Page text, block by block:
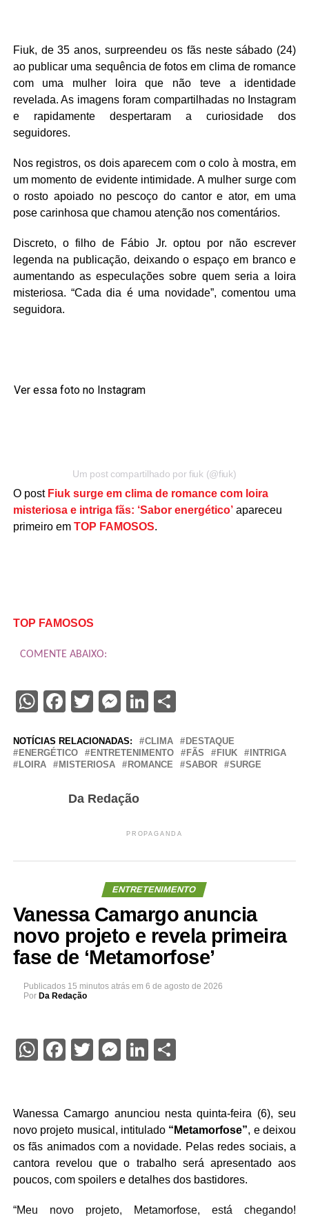
Fiuk, de 35 anos, surpreendeu os fãs neste sábado (24)
ao publicar uma sequência de fotos em clima de romance
com uma mulher loira que não teve a identidade
revelada. As imagens foram compartilhadas no Instagram
e rapidamente despertaram a curiosidade dos
seguidores.
Nos registros, os dois aparecem com o colo à mostra, em
um momento de evidente intimidade. A mulher surge com
o rosto apoiado no pescoço do cantor e ator, em uma
pose carinhosa que chamou atenção nos comentários.
Discreto, o filho de Fábio Jr. optou por não escrever
legenda na publicação, deixando o espaço em branco e
aumentando as especulações sobre quem seria a loira
misteriosa. “Cada dia é uma novidade”, comentou uma
seguidora.
Ver essa foto no Instagram
Um post compartilhado por fiuk (@fiuk)
O post Fiuk surge em clima de romance com loira
misteriosa e intriga fãs: ‘Sabor energético’apareceu
primeiro em TOP FAMOSOS.
TOP FAMOSOS
COMENTE ABAIXO:
WhatsApp
Facebook
Twitter
Messenger
LinkedIn
Share
NOTÍCIAS RELACIONADAS: CLIMA
DESTAQUE
ENERGÉTICO
ENTRETENIMENTO FÃS FIUK
INTRIGA
LOIRA
MISTERIOSA ROMANCE SABOR SURGE
Da Redação
PROPAGANDA
ENTRETENIMENTO
Vanessa Camargo anuncia
novo projeto e revela primeira
fase de ‘Metamorfose’
Publicados 15 minutos atrás em 6 de agosto de 2026
Por Da Redação
WhatsApp
Facebook
Twitter
Messenger
LinkedIn
Share
Wanessa Camargo anunciou nesta quinta-feira (6), seu
novo projeto musical, intitulado “Metamorfose”, e deixou
os fãs animados com a novidade. Pelas redes sociais, a
cantora revelou que o trabalho será apresentado aos
poucos, com spoilers e detalhes dos bastidores.
“Meu novo projeto, Metamorfose, está chegando!